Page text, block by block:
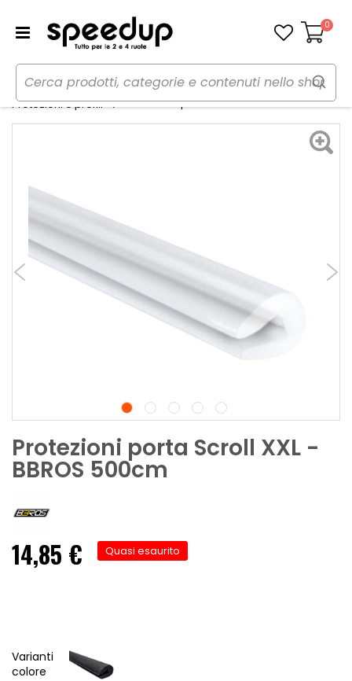
Carrello
0
Home Auto
Tuning esterno e pellicole
Protezioni e profili
Protezioni porta Scroll XXL - BBROS
Protezioni porta Scroll XXL -
BBROS 500cm
14,85 € Quasi esaurito
Varianti
colore